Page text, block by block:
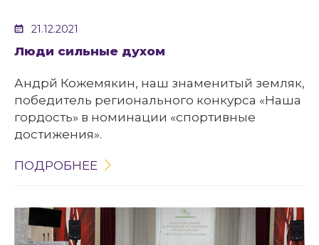
21.12.2021
Люди сильные духом
Андрй Кожемякин, наш знаменитый земляк,
победитель регионального конкурса «Наша
гордость» в номинации «спортивные
достижения».
ПОДРОБНЕЕ